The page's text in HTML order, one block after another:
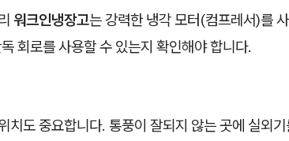
워크인냉장고는 강력한 냉각 모터(컴프레서)를
회로를 사용할 수 있는지 확인해야 합니다.
치도 중요합니다. 통풍이 잘되지 않는 곳에 실외